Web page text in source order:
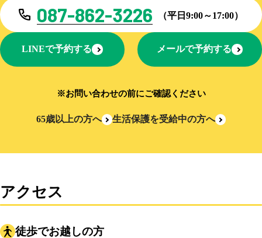
087-862-3226 （平日9:00～17:00）
LINEで予約する メールで予約する
※お問い合わせの前にご確認ください
65歳以上の方へ 生活保護を受給中の方へ
アクセス
徒歩でお越しの方